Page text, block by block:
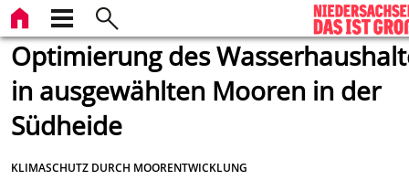
Optimierung des
in ausgewählten Mooren in der
Südheide
KLIMASCHUTZ DURCH MOORENTWICKLUNG